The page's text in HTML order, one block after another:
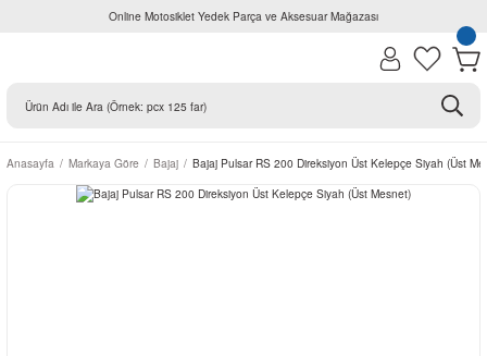
Online Motosiklet Yedek Parça ve Aksesuar Mağazası
Anasayfa Markaya Göre Bajaj Bajaj Pulsar RS 200 Direksiyon Üst Kelepçe Siyah (Üst